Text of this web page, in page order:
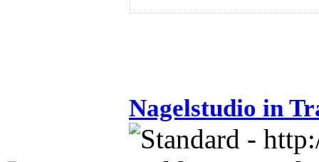
Nagelstudio in